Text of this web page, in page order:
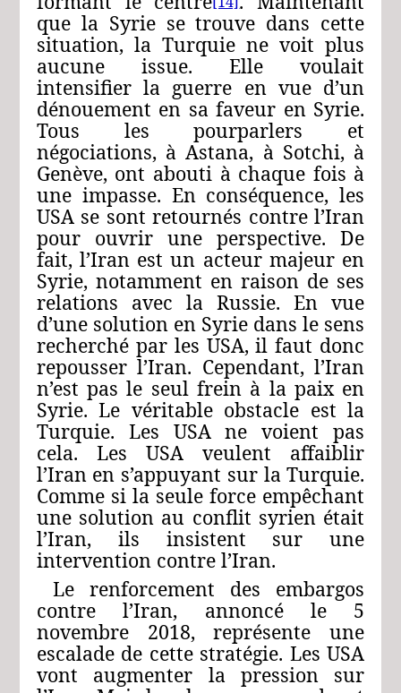
que la Syrie se trouve dans cette
situation, la Turquie ne voit plus
aucune issue. Elle voulait
intensifier la guerre en vue d’un
dénouement en sa faveur en Syrie.
Tous les pourparlers et
négociations, à Astana, à Sotchi, à
Genève, ont abouti à chaque fois à
une impasse. En conséquence, les
USA se sont retournés contre l’Iran
pour ouvrir une perspective. De
fait, l’Iran est un acteur majeur en
Syrie, notamment en raison de ses
relations avec la Russie. En vue
d’une solution en Syrie dans le sens
recherché par les USA, il faut donc
repousser l’Iran. Cependant, l’Iran
n’est pas le seul frein à la paix en
Syrie. Le véritable obstacle est la
Turquie. Les USA ne voient pas
cela. Les USA veulent affaiblir
l’Iran en s’appuyant sur la Turquie.
Comme si la seule force empêchant
une solution au conflit syrien était
l’Iran, ils insistent sur une
intervention contre l’Iran.
Le renforcement des embargos
contre l’Iran, annoncé le 5
novembre 2018, représente une
escalade de cette stratégie. Les USA
vont augmenter la pression sur